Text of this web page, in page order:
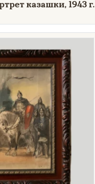
казашки, 1943 г.